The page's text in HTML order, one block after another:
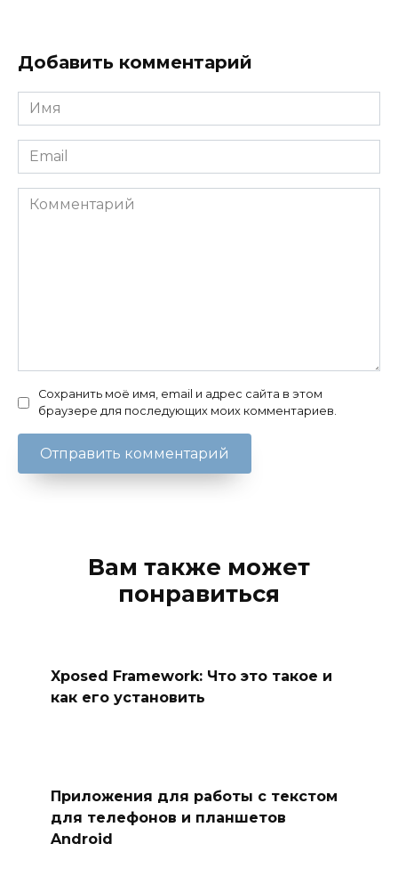
Добавить комментарий
Имя
*
Email
*
Комментарий
Сохранить моё имя, email и адрес сайта в этом
браузере для последующих моих комментариев.
Вам также может
понравиться
Xposed Framework: Что это такое и
как его установить
Приложения для работы с текстом
для телефонов и планшетов
Android